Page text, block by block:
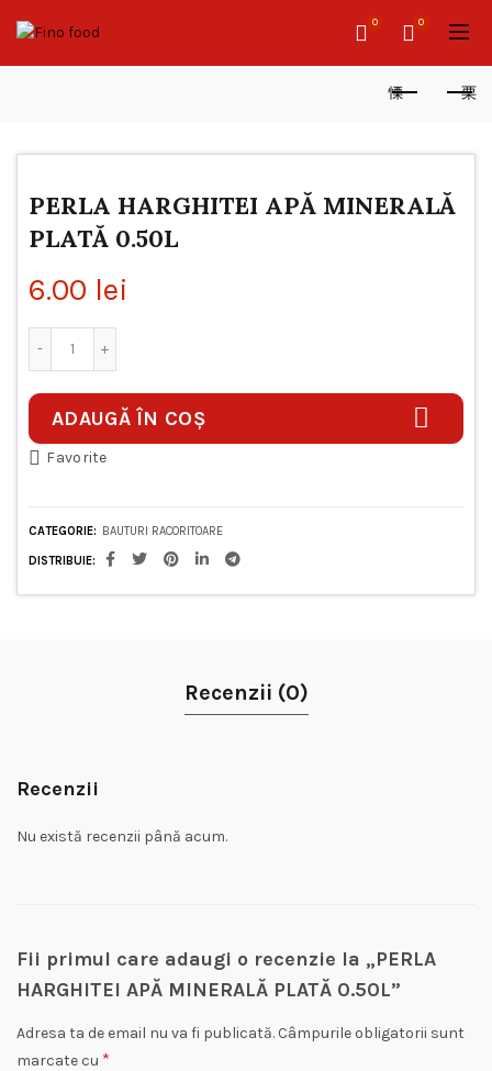
0 0
PERLA HARGHITEI APĂ MINERALĂ
PLATĂ 0.50L
6.00 lei
ADAUGĂ ÎN COȘ
Favorite
CATEGORIE: BAUTURI RACORITOARE
DISTRIBUIE
Recenzii (0)
Recenzii
Nu există recenzii până acum.
Fii primul care adaugi o recenzie la „PERLA
HARGHITEI APĂ MINERALĂ PLATĂ 0.50L”
Adresa ta de email nu va fi publicată. Câmpurile obligatorii sunt
marcate cu *